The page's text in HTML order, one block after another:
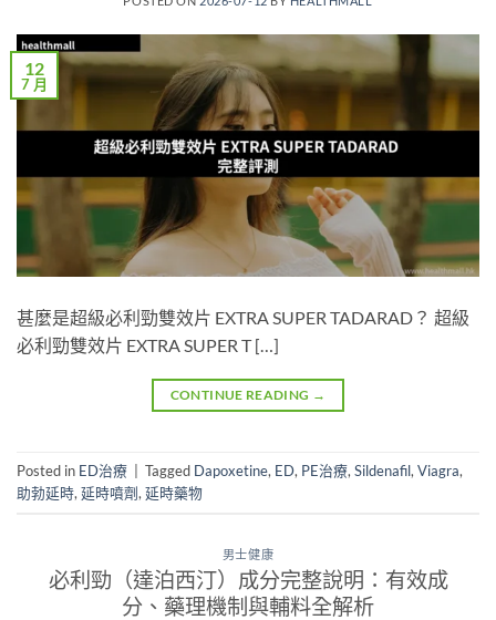
12
7 月
甚麼是超級必利勁雙效片 EXTRA SUPER TADARAD？ 超級
必利勁雙效片 EXTRA SUPER T […]
CONTINUE READING →
Posted in ED治療 Tagged Dapoxetine, ED, PE治療,Sildenafil,Viagra,
助勃延時,延時噴劑,延時藥物
男士健康
必利勁（達泊西汀）成分完整說明：有效成
分、藥理機制與輔料全解析